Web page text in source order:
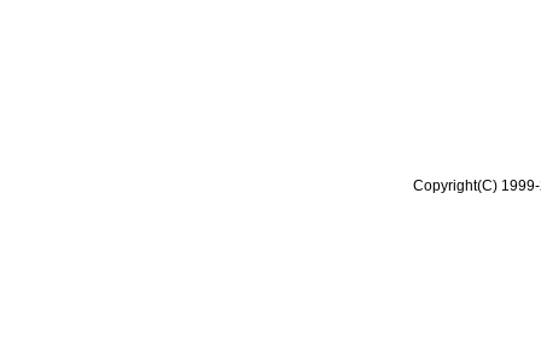
Copyright(C)